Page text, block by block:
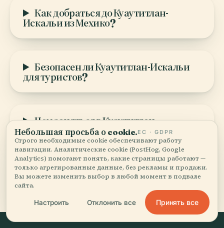
Как добраться до Куаутитлан-
Искальи из Мехико?
Безопасен ли Куаутитлан-Искальи
для туристов?
Чем заняться в Куаутитлан-
Искальи?
ГОТОВЫ ЗАБРОНИРОВАТЬ?
Небольшая просьба о cookie.ЕС · GDPR
Строго необходимые cookie обеспечивают работу
навигации. Аналитические cookie (PostHog, Google
Analytics) помогают понять, какие страницы работают —
только агрегированные данные, без рекламы и продажи.
Вы можете изменить выбор в любой момент в подвале
сайта.
Настроить Отклонить все Принять все